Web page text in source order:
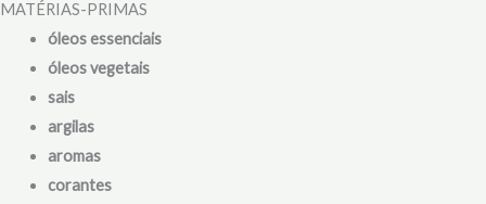
MATÉRIAS-PRIMAS
óleos essenciais
óleos vegetais
sais
argilas
aromas
corantes